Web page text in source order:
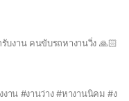
#ระยอง #สมัครงาน #หางาน #โรงงาน #งานว่าง #หางานนิคม #งานซับ #ฝ่ายผลิต #QA #QC #ขับรถโฟล์คลิฟท์ #สโตร์ #แพ็คกิ้ง